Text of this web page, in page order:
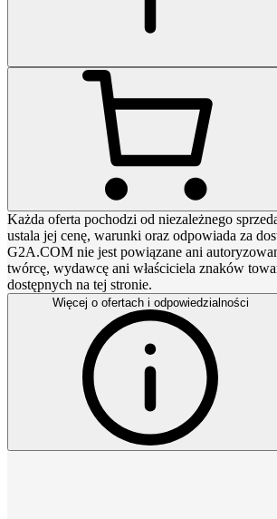
Każda oferta pochodzi od niezależnego
ustala jej cenę, warunki oraz odpowiada za
G2A.COM nie jest powiązane ani
twórcę, wydawcę ani właściciela znaków
dostępnych na tej stronie.
Więcej o ofertach i odpowiedzialności